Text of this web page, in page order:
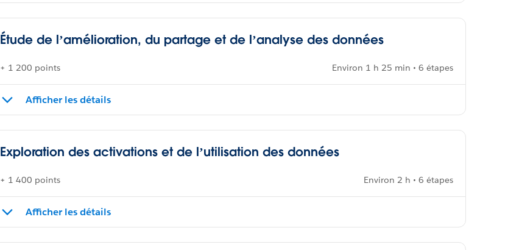
Étude de l’amélioration, du partage et de l’analyse des données
+ 1 200 points Environ 1 h 25 min • 6 étapes
Afficher les détails
Exploration des activations et de l’utilisation des données
+ 1 400 points Environ 2 h • 6 étapes
Afficher les détails